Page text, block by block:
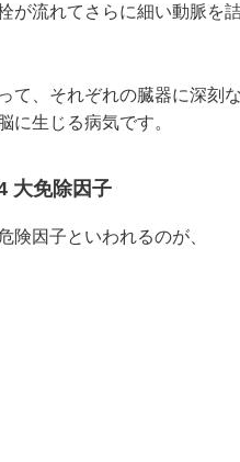
が流れてさらに細い動脈を
て、それぞれの臓器に深刻
に生じる病気です。
免除因子
険因子といわれるのが、